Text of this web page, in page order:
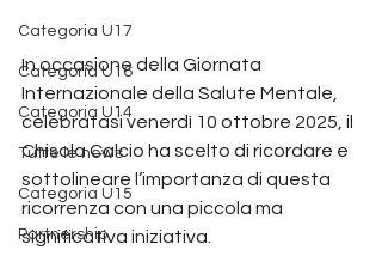
Categoria U17
Categoria U16
Categoria U14
Tutte le news
Categoria U15
Partnership
In occasione della Giornata
Internazionale della Salute Mentale,
celebratasi venerdì 10 ottobre 2025, il
Chisola Calcio ha scelto di ricordare e
sottolineare l’importanza di questa
ricorrenza con una piccola ma
significativa iniziativa.